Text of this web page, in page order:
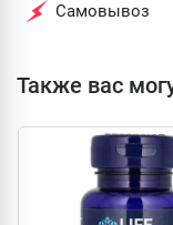
Самовывоз
Также вас